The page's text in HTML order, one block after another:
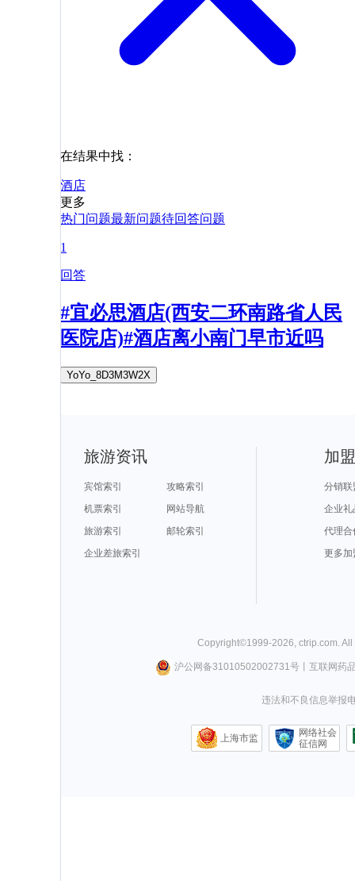
在结果中找：
酒店
更多
热门问题最新问题待回答问题
1
回答
#宜必思酒店(西安二环南路省人民
医院店)#酒店离小南门早市近吗
YoYo_8D3M3W2X
旅游资讯
宾馆索引
攻略索引
机票索引
网站导航
旅游索引
邮轮索引
企业差旅索引
加
分销联
企业礼
代理合
更多加
Copyright©1999-2026 ctrip.com .
沪公网备31010502002731号丨 互联网药
违法和不良信息举报
上海市监
网络社会
征信网